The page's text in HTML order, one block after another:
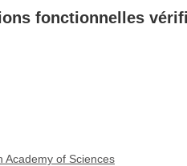
fonctionnelles
Academy of Sciences